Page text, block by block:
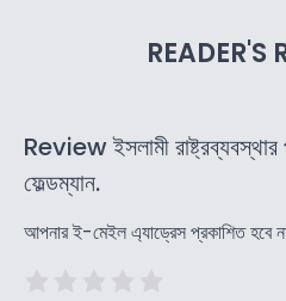
READER'S
Review ইসলামী
ফেল্ডম্যান.
আপনার ই-মেইল এ্যাড্রেস প্রকাশিত হবে